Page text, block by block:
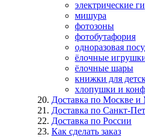
электрические
мишура
фотозоны
фотобутафория
одноразовая
ёлочные
ёлочные шары
книжки для
хлопушки и
Доставка по Москве
Доставка по Санкт-
Доставка по России
Как сделать заказ